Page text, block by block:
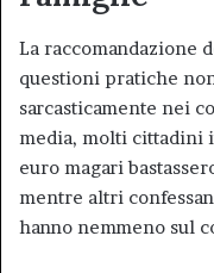
La raccomandazione
questioni pratiche
sarcasticamente nei
media, molti cittadini
euro magari
mentre altri
hanno nemmeno sul